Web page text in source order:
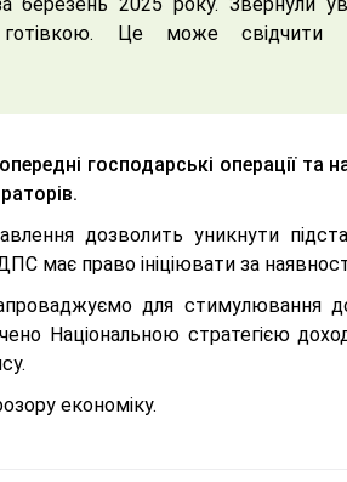
Це може свідчити
господарські операції та
дозволить уникнути
має право ініціювати за
для стимулювання
Національною стратегією
економіку.